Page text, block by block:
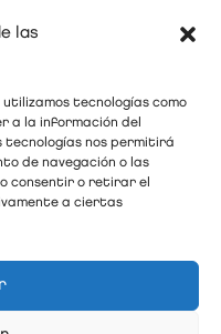
las
tecnologías como
a la información del
tecnologías nos permitirá
de navegación o las
consentir o retirar el
a ciertas